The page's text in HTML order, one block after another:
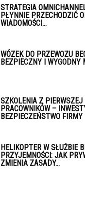
STRATEGIA
PŁYNNIE PRZECHODZIĆ
WIADOMOŚCI...
WÓZEK DO PRZEWOZU
BEZPIECZNY I WYGODNY
SZKOLENIA Z PIERWSZEJ
PRACOWNIKÓW –
BEZPIECZEŃSTWO FIRMY
HELIKOPTER W SŁUŻBIE
PRZYJEMNOŚCI: JAK
ZMIENIA ZASADY...